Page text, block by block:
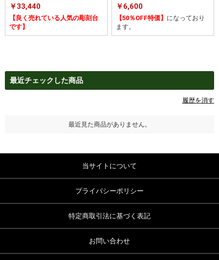
￥33,440
【良く売れている人気の彫刻台
です】
￥6,600
【50％OFF特価】 になっており
ます。
最近チェックした商品
履歴を消す
最近見た商品がありません。
当サイトについて
プライバシーポリシー
特定商取引法に基づく表記
お問い合わせ